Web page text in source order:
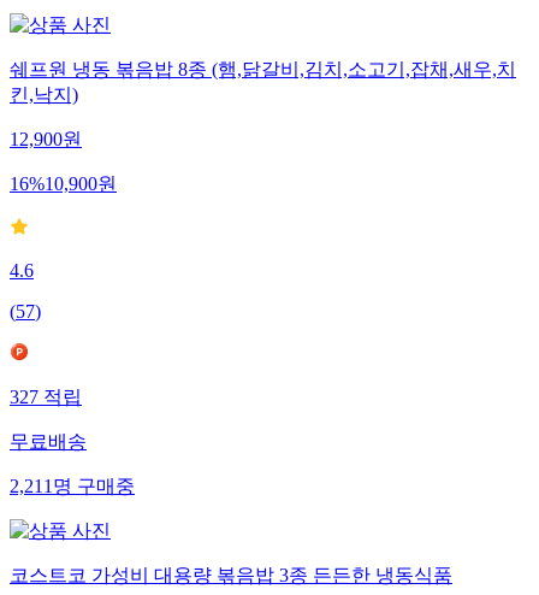
쉐프원 냉동 볶음밥 8종 (햄,닭갈비,김치,소고기,잡채,새우,치
킨,낙지)
12,900원
16%10,900원
4.6
(57)
327적립
무료배송
2,211명구매중
코스트코 가성비 대용량 볶음밥 3종 든든한 냉동식품